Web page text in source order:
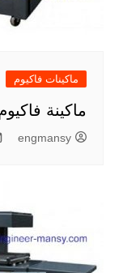
ماكينات فاكيوم
ماكينة
engmansy